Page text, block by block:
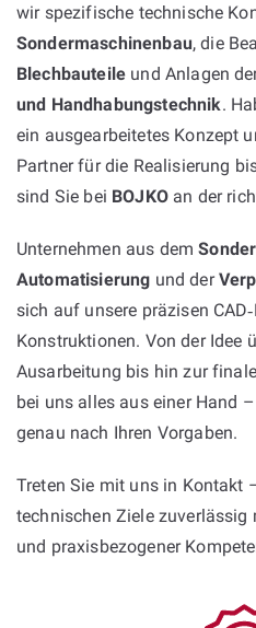
wir spezifische technische
Sondermaschinenbau, die
Blechbauteile und Anlagen
und Handhabungstechnik.
ein ausgearbeitetes Konzept
Partner für die Realisierung
sind Sie bei BOJKOan der
Unternehmen aus dem
Automatisierung und der
sich auf unsere präzisen
Konstruktionen. Von der Idee
Ausarbeitung bis hin zur
bei uns alles aus einer Hand
genau nach Ihren Vorgaben.
Treten Sie mit uns in Kontakt
technischen Ziele zuverlässig
und praxisbezogener